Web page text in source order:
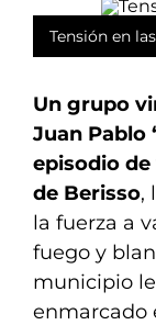
Tensión en
Un grupo
Juan Pablo
episodio
de Berisso,
la fuerza a
fuego y
municipio
enmarcado